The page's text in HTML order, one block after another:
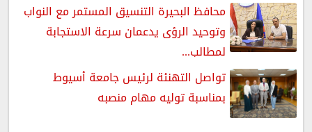
محافظ البحيرة التنسيق المستمر مع النواب
وتوحيد الرؤى يدعمان سرعة الاستجابة
لمطالب...
تواصل التهنئة لرئيس جامعة أسيوط
بمناسبة توليه مهام منصبه